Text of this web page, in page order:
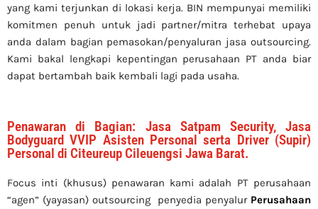
yang kami terjunkan di lokasi kerja. BIN mempunyai memiliki
komitmen penuh untuk jadi partner/mitra terhebat upaya
anda dalam bagian pemasokan/penyaluran jasa outsourcing.
Kami bakal lengkapi kepentingan perusahaan PT anda biar
dapat bertambah baik kembali lagi pada usaha.
Penawaran di Bagian: Jasa Satpam Security, Jasa
Bodyguard VVIP Asisten Personal serta Driver (Supir)
Personal di Citeureup Cileuengsi Jawa Barat.
Focus inti (khusus) penawaran kami adalah PT perusahaan
“agen” (yayasan) outsourcing penyedia penyalur Perusahaan